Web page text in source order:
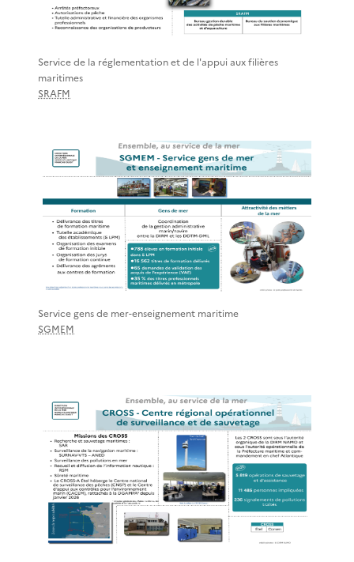
Service de la réglementation et de l'appui aux filières
maritimes
SRAFM
Service gens de mer-enseignement maritime
SGMEM